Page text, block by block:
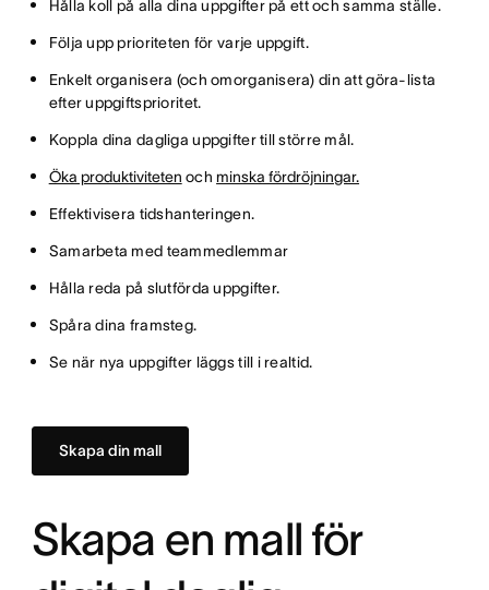
Hålla koll på alla dina uppgifter på ett och samma ställe.
Följa upp prioriteten för varje uppgift.
Enkelt organisera (och omorganisera) din att göra-lista
efter uppgiftsprioritet.
Koppla dina dagliga uppgifter till större mål.
Öka produktiviteten ochminska fördröjningar.
Effektivisera tidshanteringen.
Samarbeta med teammedlemmar
Hålla reda på slutförda uppgifter.
Spåra dina framsteg.
Se när nya uppgifter läggs till i realtid.
Skapa din mall
Skapa en mall för